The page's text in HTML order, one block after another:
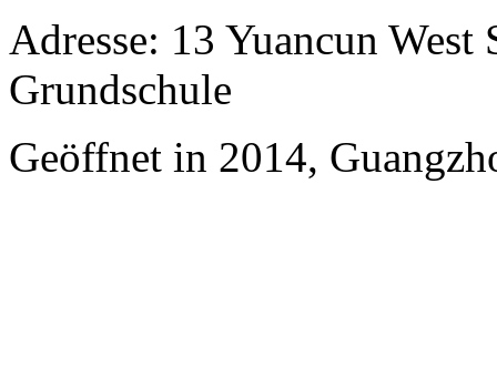
Adresse: 13 Yuancun West
Grundschule
Geöffnet in 2014,